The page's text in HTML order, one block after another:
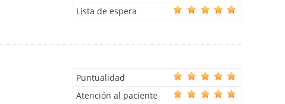
Lista de espera
Puntualidad
Atención al paciente